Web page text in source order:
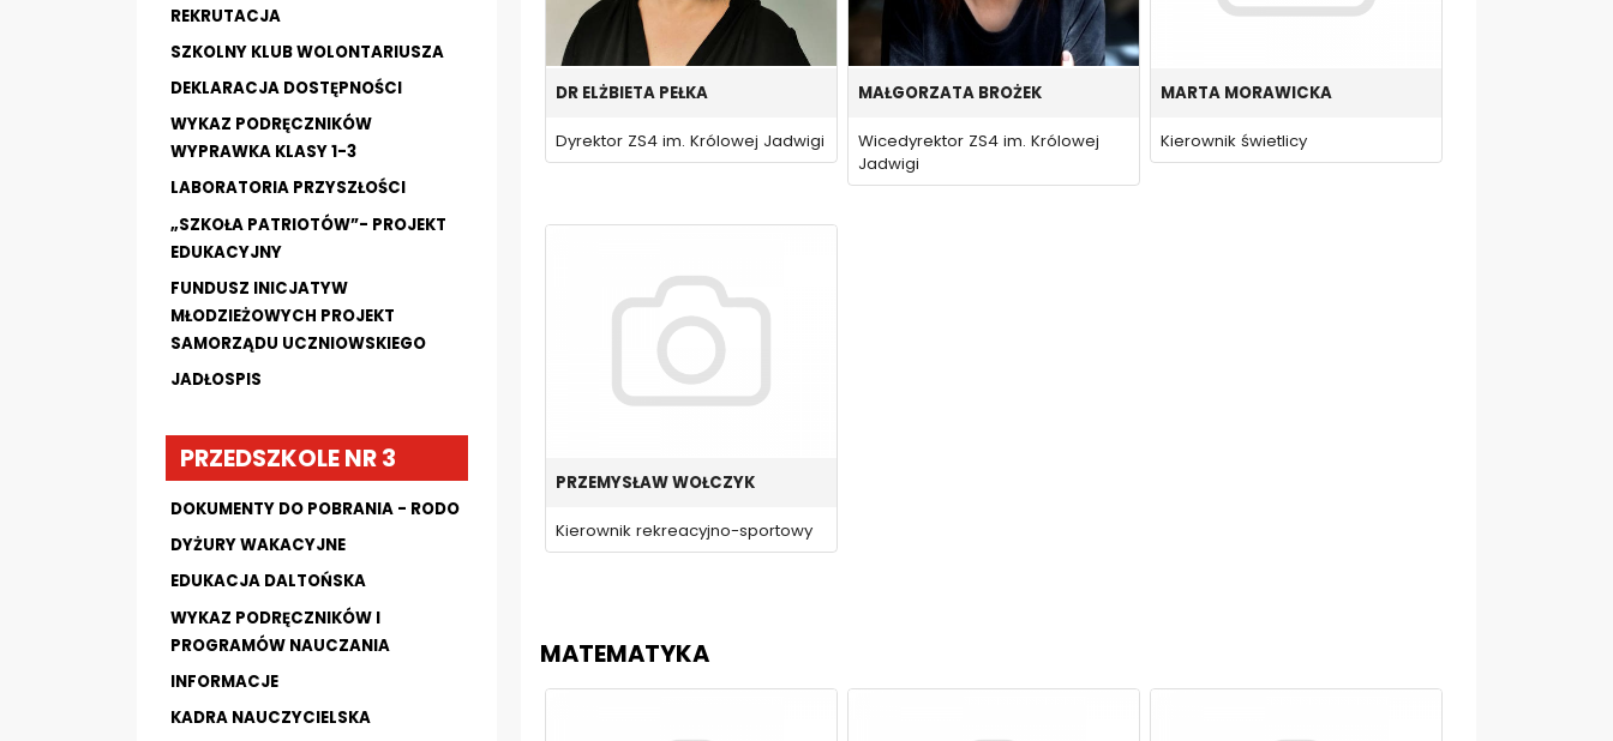
REKRUTACJA
SZKOLNY KLUB WOLONTARIUSZA
DEKLARACJA DOSTĘPNOŚCI
WYKAZ PODRĘCZNIKÓW
WYPRAWKA KLASY 1-3
LABORATORIA PRZYSZŁOŚCI
„SZKOŁA PATRIOTÓW”- PROJEKT
EDUKACYJNY
FUNDUSZ INICJATYW
MŁODZIEŻOWYCH PROJEKT
SAMORZĄDU UCZNIOWSKIEGO
JADŁOSPIS
PRZEDSZKOLE NR 3
DOKUMENTY DO POBRANIA - RODO
DYŻURY WAKACYJNE
EDUKACJA DALTOŃSKA
WYKAZ PODRĘCZNIKÓW I
PROGRAMÓW NAUCZANIA
INFORMACJE
KADRA NAUCZYCIELSKA
DR ELŻBIETA PEŁKA
Dyrektor ZS4 im. Królowej Jadwigi
MAŁGORZATA BROŻEK
Wicedyrektor ZS4 im. Królowej
Jadwigi
MARTA MORAWICKA
Kierownik świetlicy
PRZEMYSŁAW WOŁCZYK
Kierownik rekreacyjno-sportowy
MATEMATYKA